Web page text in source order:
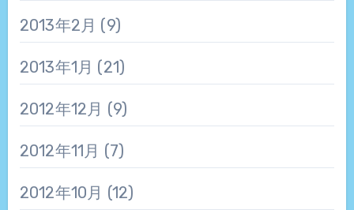
2013年2月 (9)
2013年1月 (21)
2012年12月 (9)
2012年11月 (7)
2012年10月 (12)